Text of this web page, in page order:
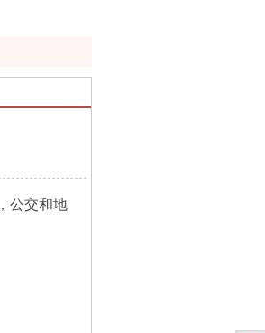
公交和地